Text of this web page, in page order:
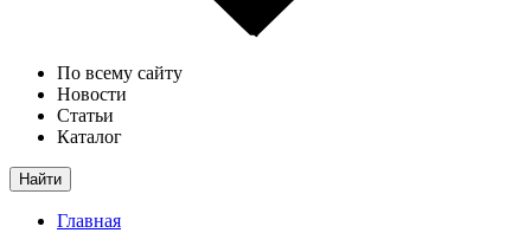
По всему сайту
Новости
Статьи
Каталог
Найти
Главная